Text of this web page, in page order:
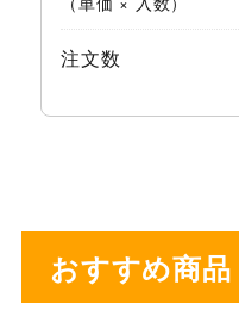
注文数
おすすめ商品